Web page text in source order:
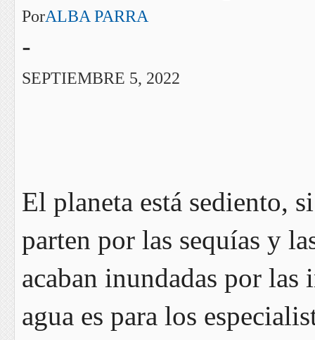
PorALBA PARRA
-
SEPTIEMBRE 5, 2022
El planeta está sediento,
parten por las sequías y
acaban inundadas por las
agua es para los